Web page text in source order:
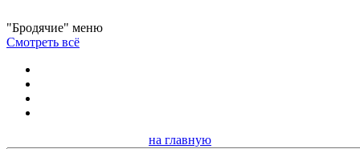
"Бродячие" меню
Смотреть всё
на главную